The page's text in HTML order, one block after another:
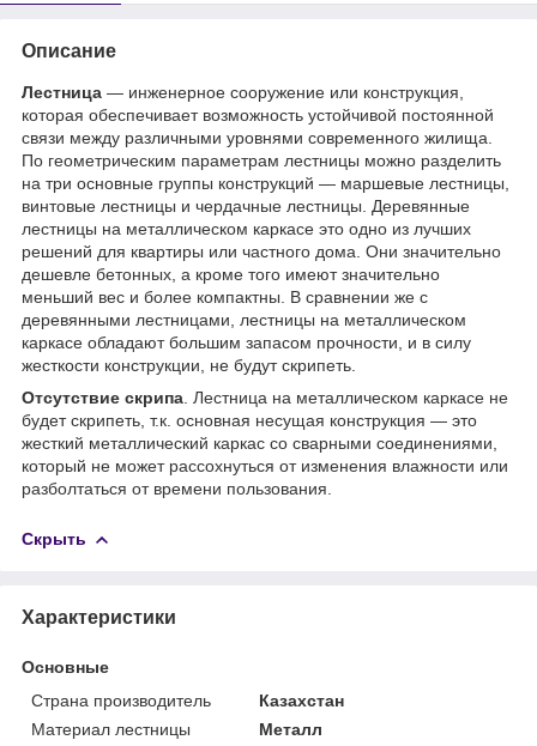
Описание
Лестница — инженерное сооружение или конструкция,
которая обеспечивает возможность устойчивой постоянной
связи между различными уровнями современного жилища.
По геометрическим параметрам лестницы можно разделить
на три основные группы конструкций — маршевые лестницы,
винтовые лестницы и чердачные лестницы. Деревянные
лестницы на металлическом каркасе это одно из лучших
решений для квартиры или частного дома. Они значительно
дешевле бетонных, а кроме того имеют значительно
меньший вес и более компактны. В сравнении же с
деревянными лестницами, лестницы на металлическом
каркасе обладают большим запасом прочности, и в силу
жесткости конструкции, не будут скрипеть.
Отсутствие скрипа . Лестница на металлическом каркасе не
будет скрипеть, т.к. основная несущая конструкция — это
жесткий металлический каркас со сварными соединениями,
который не может рассохнуться от изменения влажности или
разболтаться от времени пользования.
Скрыть
Характеристики
Основные
Страна производитель
Казахстан
Материал лестницы
Металл